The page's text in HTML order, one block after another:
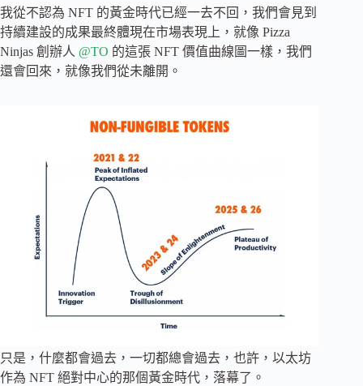
我從不認為 NFT 的黃金時代已經一去不回，我們會見到
持續建設的成果最終體現在市場表現上，就像 Pizza
Ninjas 創辦人 @TO 的這張 NFT 價值曲線圖一樣，我們
還會回來，就像我們從未離開。
只是，什麼都會過去，一切都總會過去，也許，以太坊
作為 NFT 絕對中心的那個黃金時代，落幕了。